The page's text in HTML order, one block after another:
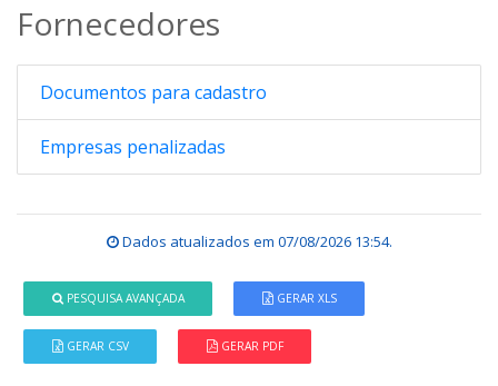
Fornecedores
Documentos para cadastro
Empresas penalizadas
Dados atualizados em 07/08/2026 13:54.
PESQUISA AVANÇADA GERAR XLS
GERAR CSV GERAR PDF